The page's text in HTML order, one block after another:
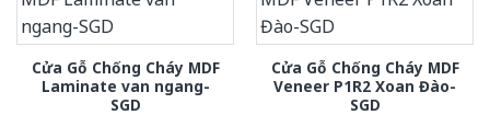
Cửa Gỗ Chống Cháy MDF
Laminate van ngang-
SGD
Cửa Gỗ Chống Cháy MDF
Veneer P1R2 Xoan Đào-
SGD